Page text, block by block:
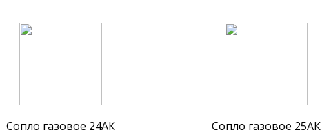
Сопло газовое 24АК
Сопло газовое 25АК